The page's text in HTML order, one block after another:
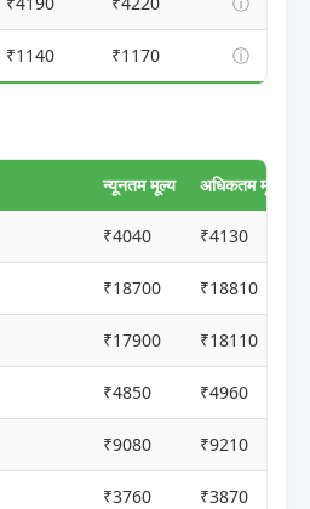
₹1140 ₹1170 ⓘ
न्यूनतम मूल्य अधिकतम मूल्य
₹4040 ₹4130
₹18700 ₹18810
₹17900 ₹18110
₹4850 ₹4960
₹9080 ₹9210
₹3760 ₹3870